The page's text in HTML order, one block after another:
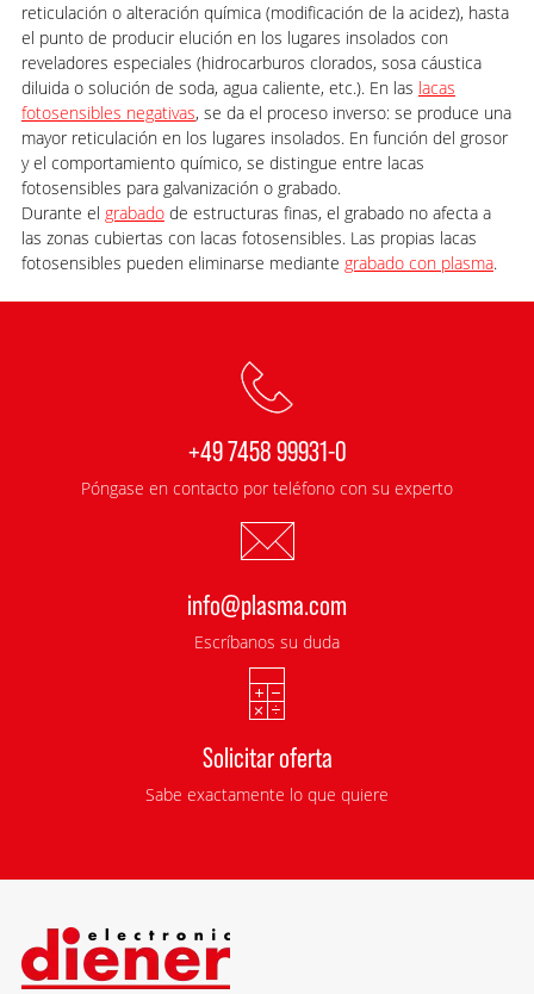
reticulación o alteración química (modificación de la acidez), hasta
el punto de producir elución en los lugares insolados con
reveladores especiales (hidrocarburos clorados, sosa cáustica
diluida o solución de soda, agua caliente, etc.). En las lacas
fotosensibles negativas, se da el proceso inverso: se produce una
mayor reticulación en los lugares insolados. En función del grosor
y el comportamiento químico, se distingue entre lacas
fotosensibles para galvanización o grabado.
Durante el grabadode estructuras finas, el grabado no afecta a
las zonas cubiertas con lacas fotosensibles. Las propias lacas
fotosensibles pueden eliminarse mediante grabado con plasma.
+49 7458 99931-0
Póngase en contacto por teléfono con su experto
info@plasma.com
Escríbanos su duda
Solicitar oferta
Sabe exactamente lo que quiere